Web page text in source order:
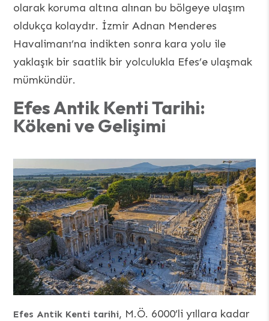
olarak koruma altına alınan bu bölgeye ulaşım
oldukça kolaydır. İzmir Adnan Menderes
Havalimanı’na indikten sonra kara yolu ile
yaklaşık bir saatlik bir yolculukla Efes’e ulaşmak
mümkündür.
Efes Antik Kenti Tarihi:
Kökeni ve Gelişimi
Efes Antik Kenti tarihi, M.Ö. 6000’li yıllara kadar